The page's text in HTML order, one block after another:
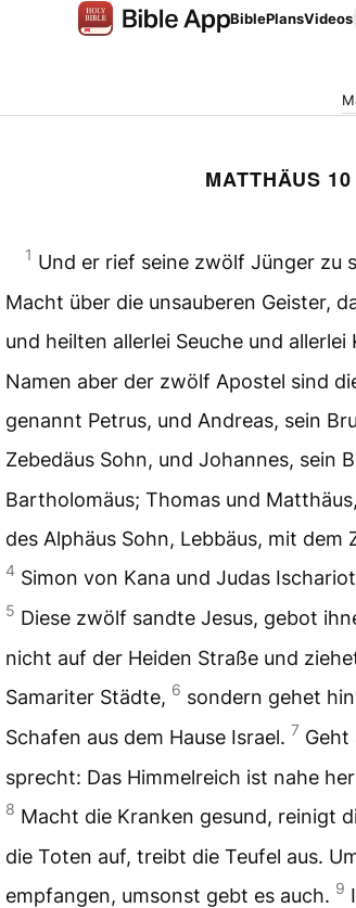
BiblePlansVideos
MATTHÄUS 10
1 Und er rief seine zwölf Jünger zu
Macht über die unsauberen Geister,
und heilten allerlei Seuche und allerlei
Namen aber der zwölf Apostel sind
genannt Petrus, und Andreas, sein
Zebedäus Sohn, und Johannes, sein
Bartholomäus; Thomas und
des Alphäus Sohn, Lebbäus, mit dem
4 Simon von Kana und Judas
5 Diese zwölf sandte Jesus, gebot
nicht auf der Heiden Straße und
Samariter Städte, 6 sondern gehet
Schafen aus dem Hause Israel. 7 Geht
sprecht: Das Himmelreich ist nahe
8 Macht die Kranken gesund, reinigt
die Toten auf, treibt die Teufel aus.
empfangen, umsonst gebt es auch. 9